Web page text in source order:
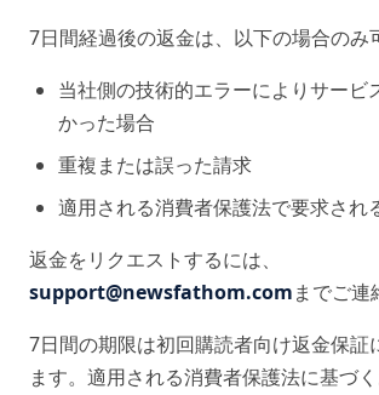
7日間経過後の返金は、以下の場合のみ
当社側の技術的エラーによりサービ
かった場合
重複または誤った請求
適用される消費者保護法で要求され
返金をリクエストするには、
support@newsfathom.comまでご連
7日間の期限は初回購読者向け返金保証
ます。適用される消費者保護法に基づ